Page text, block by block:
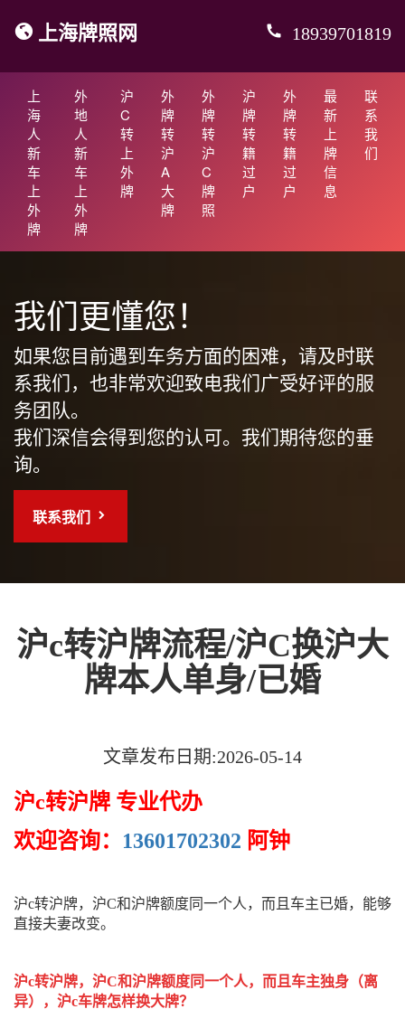
上海牌照网 18939701819
上
海
人
新
车
上
外
牌
外
地
人
新
车
上
外
牌
沪
C
转
上
外
牌
外
牌
转
沪
A
大
牌
外
牌
转
沪
C
牌
照
沪
牌
转
籍
过
户
外
牌
转
籍
过
户
最
新
上
牌
信
息
联
系
我
们
我们更懂您！
如果您目前遇到车务方面的困难，请及时联
系我们，也非常欢迎致电我们广受好评的服
务团队。
我们深信会得到您的认可。我们期待您的垂
询。
联系我们
沪c转沪牌流程/沪C换沪大
牌本人单身/已婚
文章发布日期:2026-05-14
沪c转沪牌 专业代办
欢迎咨询： 13601702302 阿钟
沪c转沪牌，沪C和沪牌额度同一个人，而且车主已婚，能够
直接夫妻改变。
沪c转沪牌，沪C和沪牌额度同一个人，而且车主独身（离
异），沪c车牌怎样换大牌？